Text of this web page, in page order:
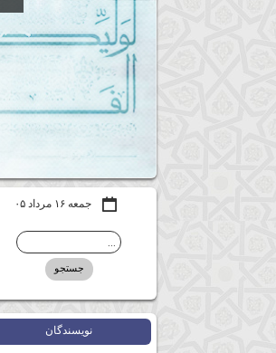
جمعه ۱۶ مرداد ۰۵
نويسندگان